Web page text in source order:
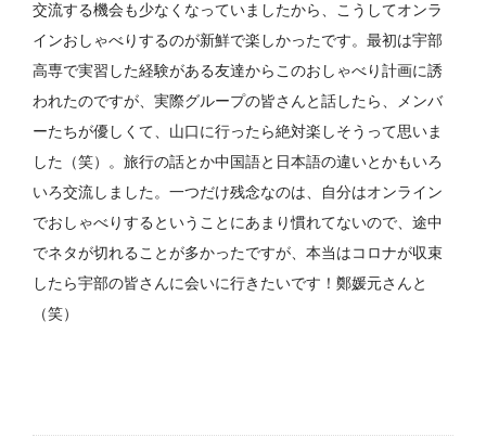
交流する機会も少なくなっていましたから、こうしてオンラ
インおしゃべりするのが新鮮で楽しかったです。最初は宇部
高専で実習した経験がある友達からこのおしゃべり計画に誘
われたのですが、実際グループの皆さんと話したら、メンバ
ーたちが優しくて、山口に行ったら絶対楽しそうって思いま
した（笑）。旅行の話とか中国語と日本語の違いとかもいろ
いろ交流しました。一つだけ残念なのは、自分はオンライン
でおしゃべりするということにあまり慣れてないので、途中
でネタが切れることが多かったですが、本当はコロナが収束
したら宇部の皆さんに会いに行きたいです！鄭媛元さんと
（笑）